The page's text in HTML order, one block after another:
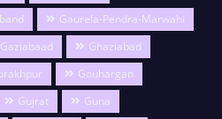
Gaurela-Pendra-Marwahi
Gaziabaad
Ghaziabad
Gouhargan
Gujrat
Guna